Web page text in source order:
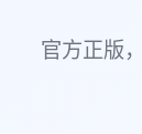
官方正版